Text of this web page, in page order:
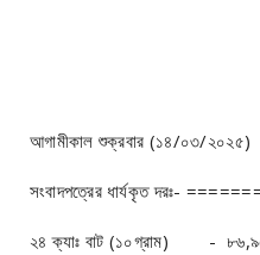
আগামীকাল শুক্রবার (১৪/০৩/২০২৫)
সংবাদপত্রের ধার্যকৃত দরঃ-
২৪ ক্যাঃ বাট (১০গ্রাম) -